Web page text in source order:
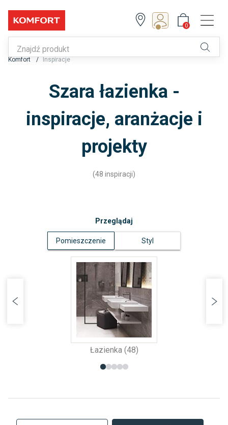
0
Komfort Inspiracje
Szara łazienka -
inspiracje, aranżacje i
projekty
(48 inspiracji)
Przeglądaj
Pomieszczenie Styl
Łazienka (48)